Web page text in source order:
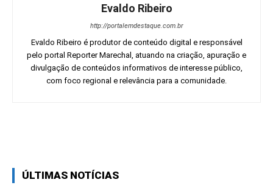
Evaldo Ribeiro
http://portalemdestaque.com.br
Evaldo Ribeiro é produtor de conteúdo digital e responsável
pelo portal Reporter Marechal, atuando na criação, apuração e
divulgação de conteúdos informativos de interesse público,
com foco regional e relevância para a comunidade.
ÚLTIMAS NOTÍCIAS